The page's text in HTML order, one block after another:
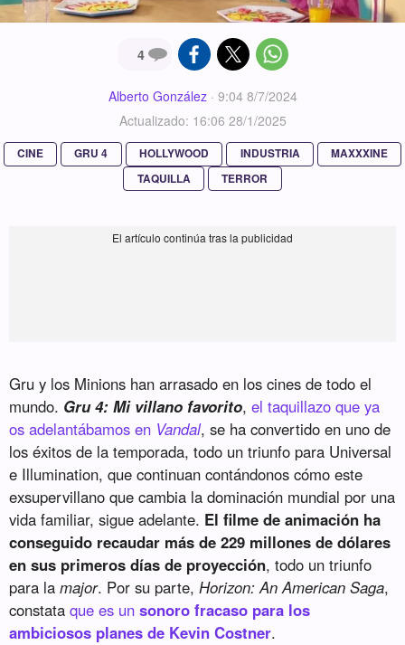
4
Alberto González· 9:04 8/7/2024
Actualizado: 16:06 28/1/2025
CINE GRU 4 HOLLYWOOD INDUSTRIA
MAXXXINE
TAQUILLA
TERROR
Gru y los Minions han arrasado en los cines de todo el
mundo. Gru 4: Mi villano favorito,el taquillazo que ya
os adelantábamos en Vandal, se ha convertido en uno de
los éxitos de la temporada, todo un triunfo para Universal
e Illumination, que continuan contándonos cómo este
exsupervillano que cambia la dominación mundial por una
vida familiar, sigue adelante. El filme de animación ha
conseguido recaudar más de 229 millones de dólares
en sus primeros días de proyección, todo un triunfo
para lamajor. Por su parte,Horizon: An American Saga,
constataque es unsonoro fracaso para los
ambiciosos planes de Kevin Costner.